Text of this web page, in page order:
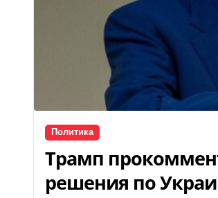
Политика
Трамп
решения по